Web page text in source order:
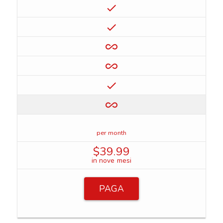
check
check
all_inclusive
all_inclusive
check
all_inclusive
per month
$39.99
in nove mesi
PAGA